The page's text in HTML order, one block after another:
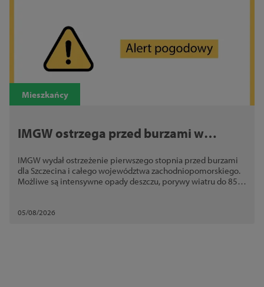
Mieszkańcy
IMGW ostrzega przed burzami w
grad
IMGW wydał ostrzeżenie pierwszego stopnia przed burzami
dla Szczecina i całego województwa zachodniopomorskiego.
Możliwe są intensywne opady deszczu, porywy wiatru do 85
05/08/2026